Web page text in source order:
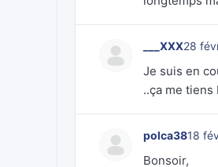
___XXX28
Je suis en
..ça me tiens
polca3818
Bonsoir,